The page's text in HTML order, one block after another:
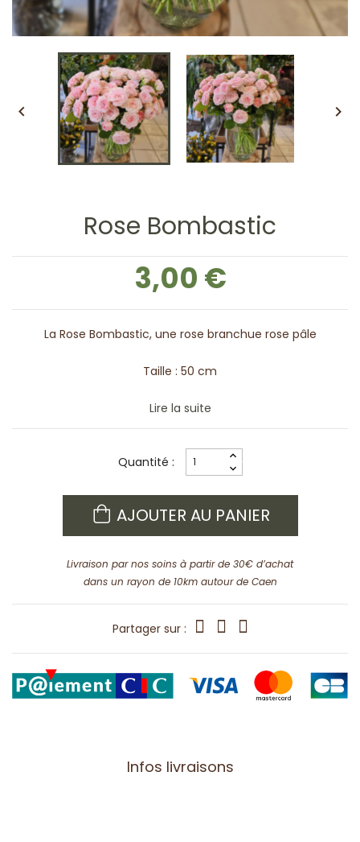
 
Rose Bombastic
3,00 €
La Rose Bombastic, une rose branchue rose pâle
Taille : 50 cm
Lire la suite
Quantité :
AJOUTER AU PANIER
Livraison par nos soins à partir de 30€ d’achat
dans un rayon de 10km autour de Caen
Partager sur :
Infos livraisons